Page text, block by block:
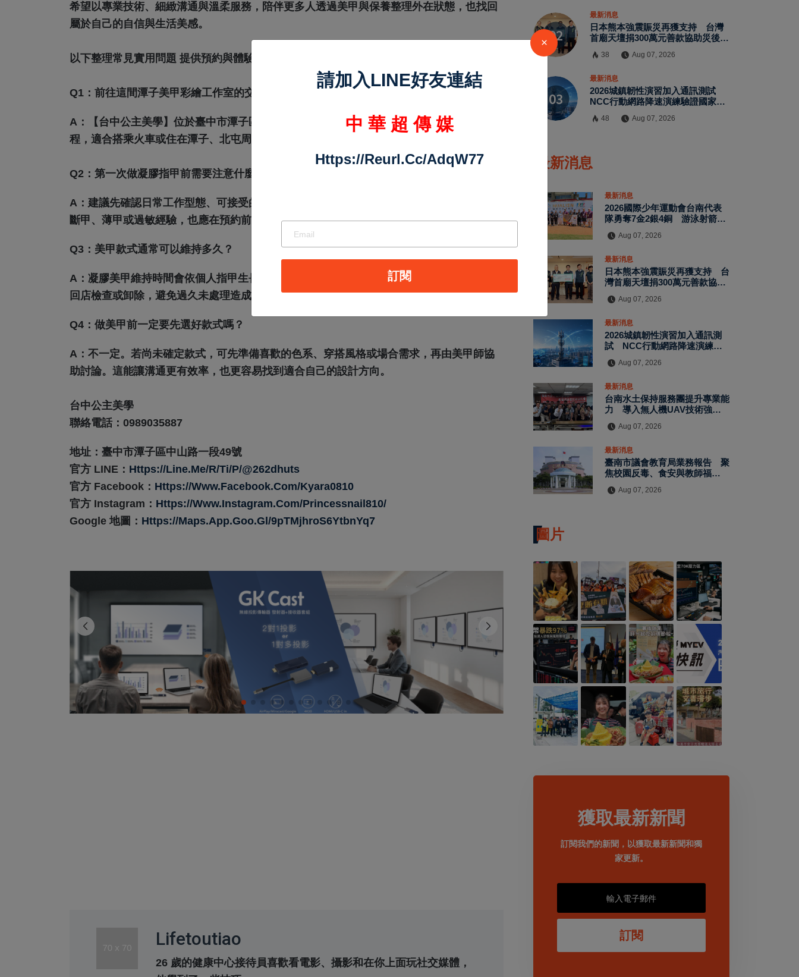
希望以專業技術、細緻溝通與溫柔服務，陪伴更多人透過美甲與保養整理外在狀態，也找回
屬於自己的自信與生活美感。
以下整理常見實用問題 提供預約與體驗前參考。
Q1：前往這間潭子美甲彩繪工作室的交通方式方便嗎？
A：
【台中公主美學】位於臺中市潭子區中山路一段49號，距離頭家厝火車站約 7 分鐘步
程，適合搭乘火車或住在潭子、北屯周邊的顧客前往。
Q2：第一次做凝膠指甲前需要注意什麼？
A： 建議先確認日常工作型態、可接受的長度與保養習慣，並避免自行過度修剪甘皮。若有
斷甲、薄甲或過敏經驗，也應在預約前主動告知美甲師。
Q3：美甲款式通常可以維持多久？
A： 凝膠美甲維持時間會依個人指甲生長速度、生活習慣與保養方式而不同。一般建議定期
回店檢查或卸除，避免過久未處理造成翹起、卡垢或指甲受損。
Q4：做美甲前一定要先選好款式嗎？
A： 不一定。若尚未確定款式，可先準備喜歡的色系、穿搭風格或場合需求，再由美甲師協
助討論。這能讓溝通更有效率，也更容易找到適合自己的設計方向。
台中公主美學
聯絡電話：0989035887
地址：臺中市潭子區中山路一段49號
官方 LINE： Https://line.me/R/ti/p/@262dhuts
官方 Facebook： Https://www.facebook.com/kyara0810
官方 Instagram： Https://www.instagram.com/princessnail810/
Google 地圖： Https://maps.app.goo.gl/9pTMjhroS6YtbnYq7
Lifetoutiao
26 歲的健康中心接待員喜歡看電影、攝影和在你上面玩社交媒體，
最新消息
日本熊本強震賑災再獲支持 台灣
首廟天壇捐300萬元善款協助災後復
38 Aug 07, 2026
最新消息
2026城鎮韌性演習加入通訊測試
NCC行動網路降速演練驗證國家通
48 Aug 07, 2026
最新消息
最新消息
2026國際少年運動會台南代表
隊勇奪7金2銀4銅 游泳射箭籃
Aug 07, 2026
最新消息
日本熊本強震賑災再獲支持 台
灣首廟天壇捐300萬元善款協助
Aug 07, 2026
最新消息
2026城鎮韌性演習加入通訊測
試 NCC行動網路降速演練驗
Aug 07, 2026
最新消息
台南水土保持服務團提升專業能
力 導入無人機UAV技術強化
Aug 07, 2026
最新消息
臺南市議會教育局業務報告 聚
焦校園反毒、食安與教師福利
Aug 07, 2026
圖片
獲取最新新聞
訂閱我們的新聞，以獲取最新新聞和獨
家更新。
訂閱
×
請加入LINE好友連結
中 華 超 傳 媒
Https://reurl.cc/adqW77
訂閱